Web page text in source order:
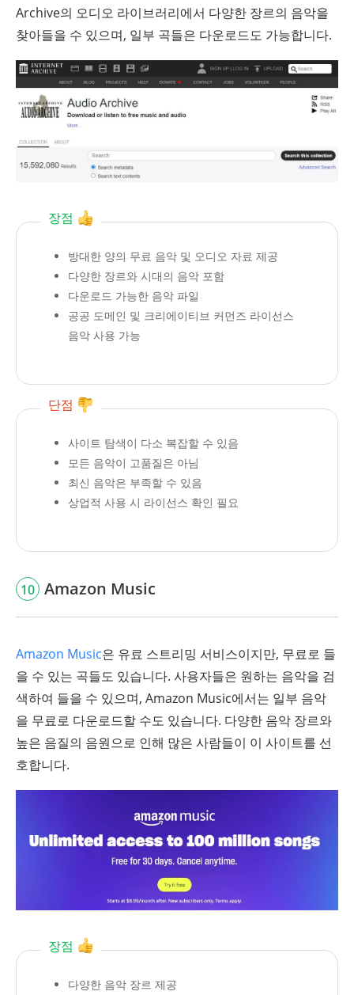
Archive의 오디오 라이브러리에서 다양한 장르의 음악을
찾아들을 수 있으며, 일부 곡들은 다운로드도 가능합니다.
장점
방대한 양의 무료 음악 및 오디오 자료 제공
다양한 장르와 시대의 음악 포함
다운로드 가능한 음악 파일
공공 도메인 및 크리에이티브 커먼즈 라이선스
음악 사용 가능
단점
사이트 탐색이 다소 복잡할 수 있음
모든 음악이 고품질은 아님
최신 음악은 부족할 수 있음
상업적 사용 시 라이선스 확인 필요
10 Amazon Music
Amazon Music은 유료 스트리밍 서비스이지만, 무료로 들
을 수 있는 곡들도 있습니다. 사용자들은 원하는 음악을 검
색하여 들을 수 있으며, Amazon Music에서는 일부 음악
을 무료로 다운로드할 수도 있습니다. 다양한 음악 장르와
높은 음질의 음원으로 인해 많은 사람들이 이 사이트를 선
호합니다.
장점
다양한 음악 장르 제공